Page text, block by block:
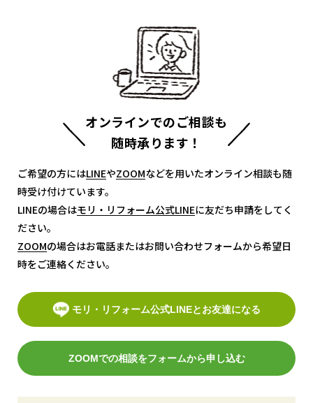
オンラインでのご相談も
随時承ります！
ご希望の方にはLINE
LINEやZOOM
ZOOMなどを用いたオンライン相談も随
時受け付けています。
LINEの場合はモリ・リフォーム公式LINE
モリ・リフォーム公式LINEに友だち申請をしてく
ださい。
ZOOM
ZOOMの場合はお電話またはお問い合わせフォームから希望日
時をご連絡ください。
モリ・リフォーム公式LINEとお友達になる
ZOOMでの相談をフォームから申し込む